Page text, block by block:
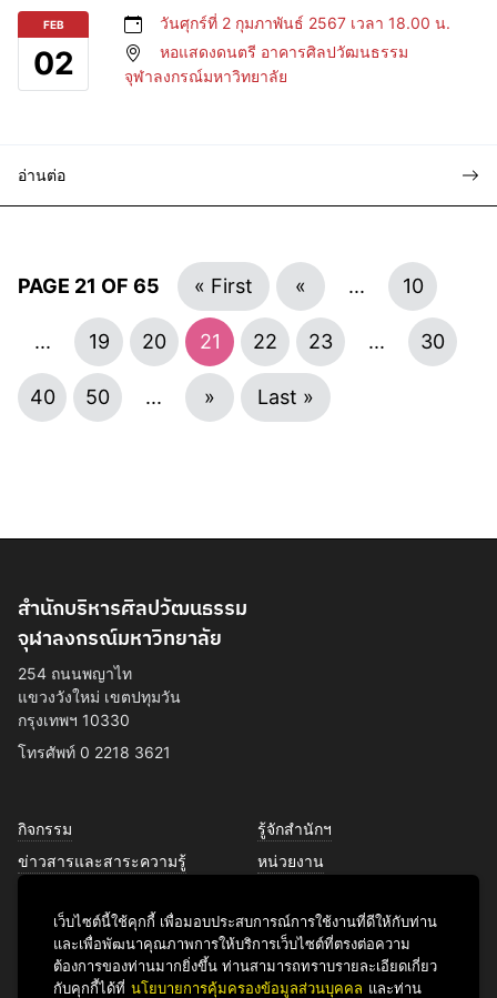
FEB
02
วันศุกร์ที่ 2 กุมภาพันธ์ 2567 เวลา 18.00 น.
หอแสดงดนตรี อาคารศิลปวัฒนธรรม
จุฬาลงกรณ์มหาวิทยาลัย
อ่านต่อ
PAGE 21 OF 65 « First « ... 10
... 19 20 21 22 23 ... 30
40 50 ... » Last »
สำนักบริหารศิลปวัฒนธรรม
จุฬาลงกรณ์มหาวิทยาลัย
254 ถนนพญาไท
แขวงวังใหม่ เขตปทุมวัน
กรุงเทพฯ 10330
โทรศัพท์ 0 2218 3621
กิจกรรม
ข่าวสารและสาระความรู้
ศิลปวัฒนธรรม
รู้จักสำนักฯ
หน่วยงาน
บริการของเรา
ติดต่อเรา
เว็บไซต์นี้ใช้คุกกี้ เพื่อมอบประสบการณ์การใช้งานที่ดีให้กับท่าน
และเพื่อพัฒนาคุณภาพการให้บริการเว็บไซต์ที่ตรงต่อความ
ต้องการของท่านมากยิ่งขึ้น ท่านสามารถทราบรายละเอียดเกี่ยว
กับคุกกี้ได้ที่ นโยบายการคุ้มครองข้อมูลส่วนบุคคล และท่าน